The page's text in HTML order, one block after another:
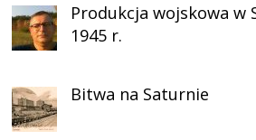
Produkcja wojskowa w
1945 r.
Bitwa na Saturnie